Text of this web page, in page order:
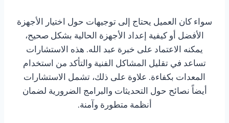
سواء كان العميل يحتاج إلى توجيهات حول اختيار الأجهزة
الأفضل أو كيفية إعداد الأجهزة الحالية بشكل صحيح،
يمكنه الاعتماد على خبرة عبد الله. هذه الاستشارات
تساعد في تقليل المشاكل الفنية والتأكد من استخدام
المعدات بكفاءة. علاوة على ذلك، تشمل الاستشارات
أيضاً نصائح حول التحديثات والبرامج الضرورية لضمان
أنظمة متطورة وآمنة.